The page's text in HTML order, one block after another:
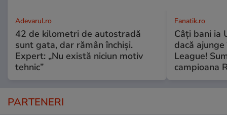
Adevarul.ro
42 de kilometri de autostradă
sunt gata, dar rămân închiși.
Expert: „Nu există niciun motiv
tehnic”
Fanatik.ro
Câți bani ia
dacă
League!
campioana
PARTENERI